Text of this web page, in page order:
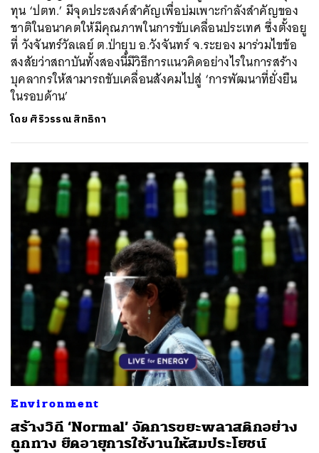
ทุน ‘ปตท.’ มีจุดประสงค์สำคัญเพื่อบ่มเพาะกำลังสำคัญของ
ชาติในอนาคตให้มีคุณภาพในการขับเคลื่อนประเทศ ซึ่งตั้งอยู
ที่ วังจันทร์วัลเลย์ ต.ป่ายุบ อ.วังจันทร์ จ.ระยอง มาร่วมไขข้อ
สงสัยว่าสถาบันทั้งสองนี้มีวิธีการแนวคิดอย่างไรในการสร้าง
บุคลากรให้สามารถขับเคลื่อนสังคมไปสู่ ‘การพัฒนาที่ยั่งยืน
ในรอบด้าน’
โดย ศิริวรรณ สิทธิกา
Environment
สร้างวิถี ‘Normal’ จัดการขยะพลาสติกอย่าง
ถูกทาง ยืดอายุการใช้งานให้สมประโยชน์